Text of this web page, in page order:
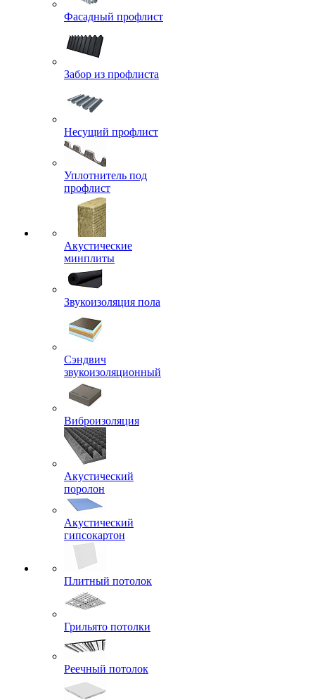
Фасадный профлист
Забор из профлиста
Несущий профлист
Уплотнитель под
профлист
Акустические
минплиты
Звукоизоляция пола
Сэндвич
звукоизоляционный
Виброизоляция
Акустический
поролон
Акустический
гипсокартон
Плитный потолок
Грильято потолки
Реечный потолок